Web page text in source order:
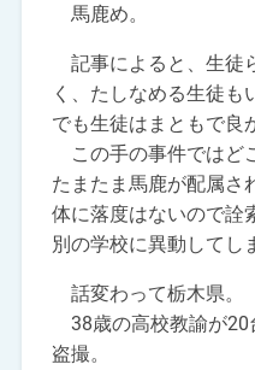
馬鹿め。
記事によると、生徒
く、たしなめる生徒も
でも生徒はまともで良
この手の事件ではど
たまたま馬鹿が配属さ
体に落度はないので詮
別の学校に異動してし
話変わって栃木県。
38歳の高校教諭が20
盗撮。